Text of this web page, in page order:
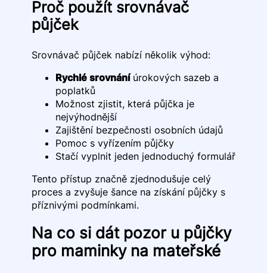
Proč použít srovnávač
půjček
Srovnávač půjček nabízí několik výhod:
Rychlé srovnáníúrokových sazeb a
poplatků
Možnost zjistit, která půjčka je
nejvýhodnější
Zajištění bezpečnosti osobních údajů
Pomoc s vyřízením půjčky
Stačí vyplnit jeden jednoduchý formulář
Tento přístup značně zjednodušuje celý
proces a zvyšuje šance na získání půjčky s
příznivými podmínkami.
Na co si dát pozor u půjčky
pro maminky na mateřské